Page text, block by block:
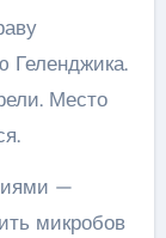
Геленджика.
Место
—
микробов